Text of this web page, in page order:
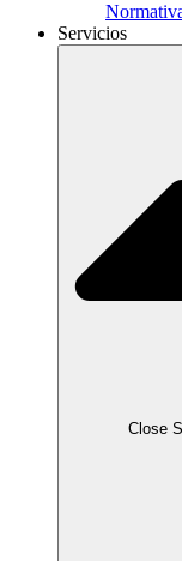
Servicios
Close